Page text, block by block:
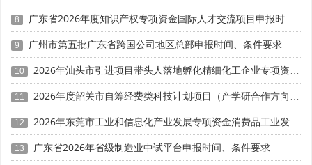
施细则》等政策文件，积极申报创新型中小企业、专精特新
中小企业、专精特新"小巨人"企业，纳入省级培育库获取精
准扶持。同时借助政策搭建的创新平台，加强与珠三角高
校、科研院所、龙头企业协同合作，共建企业技术中心、工
程研究中心等创新载体，破解技术瓶颈。
针对研发资金短缺问题，企业可申请省级专精特新中小
企业贷款贴息等支持。该政策对有效期内的省级专精特新中
企业)，在特定期间内实际发生的商业银行人民币贷款利息总
8 广东省2026年度知识产权专项资金国际人才交流项目申报时间、条件要求
9 广州市第五批广东省跨国公司地区总部申报时间、条件要求
10 2026年汕头市引进项目带头人落地孵化精细化工企业专项资金申报时间、条件要求、资助奖励
11 2026年度韶关市自筹经费类科技计划项目（产学研合作方向）申报时间、条件要求
12 2026年东莞市工业和信息化产业发展专项资金消费品工业发展奖励项目“免申即享”时间、条件要求、补助奖励
13 广东省2026年省级制造业中试平台申报时间、条件要求